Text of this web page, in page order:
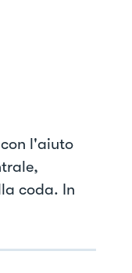
l'aiuto
coda. In